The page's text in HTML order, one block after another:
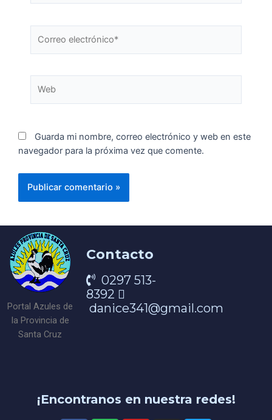
Guarda mi nombre, correo electrónico y web en este
navegador para la próxima vez que comente.
Portal Azules de
la Provincia de
Santa Cruz
Contacto
0297 513-
8392
danice341@gmail.com
¡Encontranos en nuestra redes!